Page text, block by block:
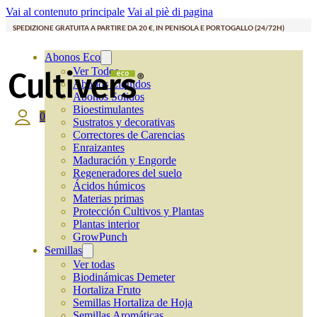
Vai al contenuto principale Vai al piè di pagina
SPEDIZIONE GRATUITA A PARTIRE DA 20 €, IN PENISOLA E PORTOGALLO (24/72H)
Abonos Eco
Ver Todos
Abonos Líquidos
Abonos Solidos
Bioestimulantes
Sustratos y decorativas
Correctores de Carencias
Enraizantes
Maduración y Engorde
Regeneradores del suelo
Ácidos húmicos
Materias primas
Protección Cultivos y Plantas
Plantas interior
GrowPunch
Semillas
Ver todas
Biodinámicas Demeter
Hortaliza Fruto
Semillas Hortaliza de Hoja
0